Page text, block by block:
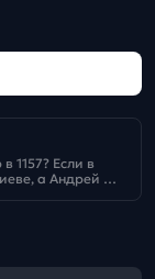
1157? Если в
а Андрей